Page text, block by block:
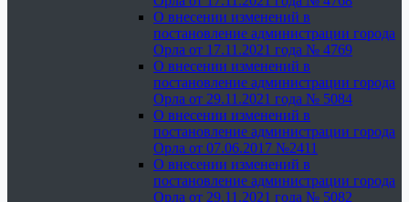
О внесении изменений в
постановление администрации города
Орла от 17.11.2021 года № 4769
О внесении изменений в
постановление администрации города
Орла от 29.11.2021 года № 5084
О внесении изменений в
постановление администрации города
Орла от 07.06.2017 №2411
О внесении изменений в
постановление администрации города
Орла от 29.11.2021 года № 5082